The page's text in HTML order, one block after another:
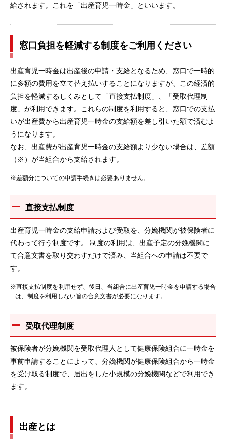
給されます。これを「出産育児一時金」といいます。
窓口負担を軽減する制度をご利用ください
出産育児一時金は出産後の申請・支給となるため、窓口で一時的
に多額の費用を立て替え払いすることになりますが、この経済的
負担を軽減するしくみとして「直接支払制度」、「受取代理制
度」が利用できます。これらの制度を利用すると、窓口での支払
いが出産費から出産育児一時金の支給額を差し引いた額で済むよ
うになります。
なお、出産費が出産育児一時金の支給額より少ない場合は、差額
（※）が当組合から支給されます。
※差額分についての申請手続きは必要ありません。
直接支払制度
出産育児一時金の支給申請および受取を、分娩機関が被保険者に
代わって行う制度です。 制度の利用は、出産予定の分娩機関に
て合意文書を取り交わすだけで済み、当組合への申請は不要で
す。
※直接支払制度を利用せず、後日、当組合に出産育児一時金を申請する場合
は、制度を利用しない旨の合意文書が必要になります。
受取代理制度
被保険者が分娩機関を受取代理人として健康保険組合に一時金を
事前申請することによって、分娩機関が健康保険組合から一時金
を受け取る制度で、届出をした小規模の分娩機関などで利用でき
ます。
出産とは